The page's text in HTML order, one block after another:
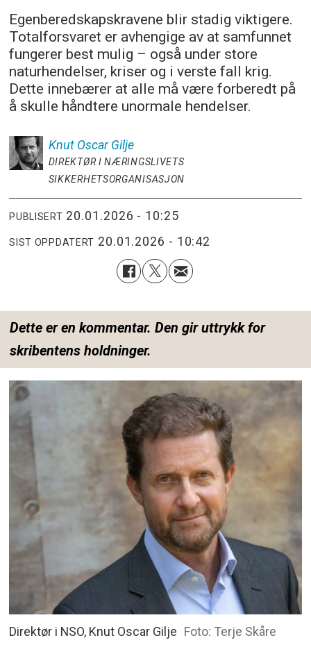
Egenberedskapskravene blir stadig viktigere.
Totalforsvaret er avhengige av at samfunnet
fungerer best mulig – også under store
naturhendelser, kriser og i verste fall krig.
Dette innebærer at alle må være forberedt på
å skulle håndtere unormale hendelser.
Knut Oscar Gilje
DIREKTØR I NÆRINGSLIVETS
SIKKERHETSORGANISASJON
PUBLISERT 20.01.2026 - 10:25
SIST OPPDATERT 20.01.2026 - 10:42
Dette er en kommentar. Den gir uttrykk for
skribentens holdninger.
Direktør i NSO, Knut Oscar Gilje Foto: Terje Skåre